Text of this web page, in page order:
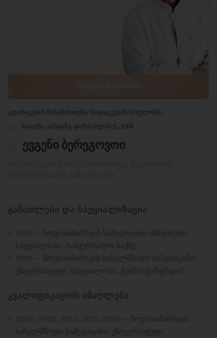
კლინიკების მისამართები, სადაც ექიმი ნახულობს:
ბათუმი, ვახტანგ გორგასლის ქ., 165
ევგენი ბერეგოვოი
განათლება და სპეციალიზაცია
1995 — ნოვოსიბირსკის სამედიცინო ინსტიტუტი,
სპეციალობა „სამკურნალო საქმე“.
1999 — ნოვოსიბირსკის სახელმწიფო სამედიცინო
უნივერსიტეტი, სპეციალობა „ნეიროქირურგია“.
კვალიფიკაციის ამაღლება
2000, 2008, 2013, 2017, 2022 — ნოვოსიბირსკის
სახელმწიფო სამედიცინო უნივერსიტეტი,